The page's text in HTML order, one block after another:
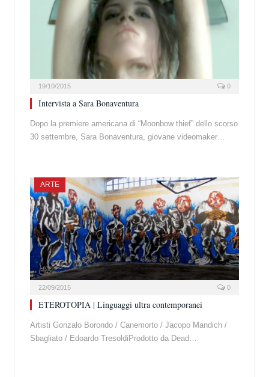
19/10/2015 0
Intervista a Sara Bonaventura
Dopo la premiere americana di “Moonbow thief” dello scorso
30 settembre, Sara Bonaventura, giovane videomaker…
ARTE
22/09/2015 0
ETEROTOPIA | Linguaggi ultra contemporanei
Artisti Gonzalo Borondo / Canemorto / Jacopo Mandich /
Sbagliato / Edoardo TresoldiProdotto da Dead…